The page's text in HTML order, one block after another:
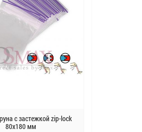
с застежкой zip-lock
80х180 мм